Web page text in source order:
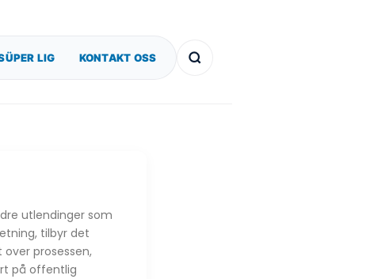
LIG KONTAKT OSS
utlendinger som
tilbyr det
prosessen,
på offentlig